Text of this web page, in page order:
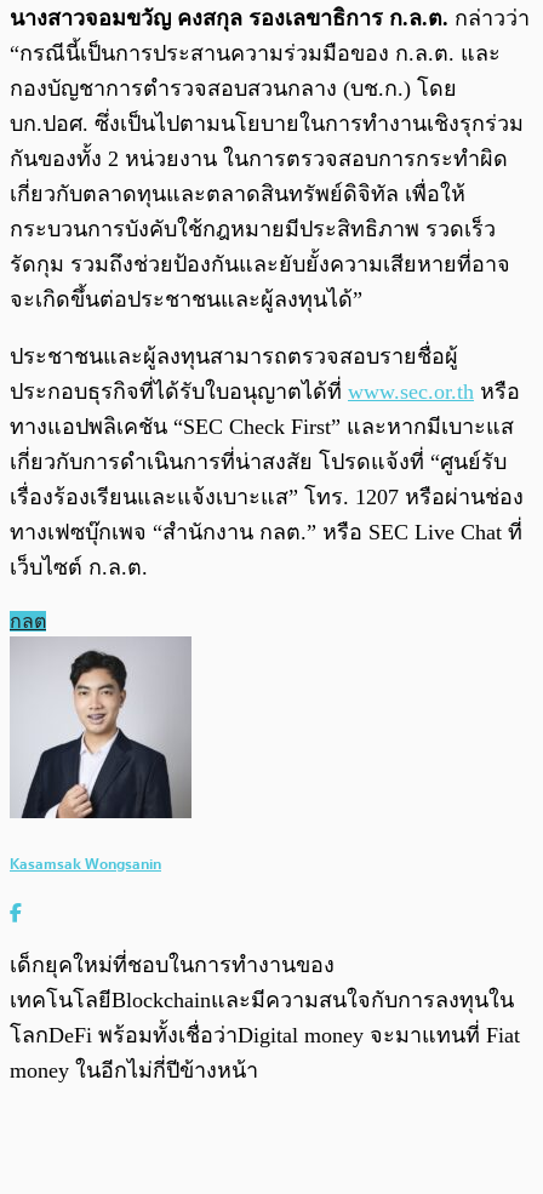
นางสาวจอมขวัญ คงสกุล รองเลขาธิการ ก.ล.ต. กล่าวว่า
“กรณีนี้เป็นการประสานความร่วมมือของ ก.ล.ต. และ
กองบัญชาการตำรวจสอบสวนกลาง (บช.ก.) โดย
บก.ปอศ. ซึ่งเป็นไปตามนโยบายในการทำงานเชิงรุกร่วม
กันของทั้ง 2 หน่วยงาน ในการตรวจสอบการกระทำผิด
เกี่ยวกับตลาดทุนและตลาดสินทรัพย์ดิจิทัล เพื่อให้
กระบวนการบังคับใช้กฎหมายมีประสิทธิภาพ รวดเร็ว
รัดกุม รวมถึงช่วยป้องกันและยับยั้งความเสียหายที่อาจ
จะเกิดขึ้นต่อประชาชนและผู้ลงทุนได้”
ประชาชนและผู้ลงทุนสามารถตรวจสอบรายชื่อผู้
ประกอบธุรกิจที่ได้รับใบอนุญาตได้ที่ www.sec.or.th หรือ
ทางแอปพลิเคชัน “SEC Check First” และหากมีเบาะแส
เกี่ยวกับการดำเนินการที่น่าสงสัย โปรดแจ้งที่ “ศูนย์รับ
เรื่องร้องเรียนและแจ้งเบาะแส” โทร. 1207 หรือผ่านช่อง
ทางเฟซบุ๊กเพจ “สำนักงาน กลต.” หรือ SEC Live Chat ที่
เว็บไซต์ ก.ล.ต.
กลต
Kasamsak Wongsanin
เด็กยุคใหม่ที่ชอบในการทำงานของ
เทคโนโลยีBlockchainและมีความสนใจกับการลงทุนใน
โลกDeFi พร้อมทั้งเชื่อว่าDigital money จะมาแทนที่ Fiat
money ในอีกไม่กี่ปีข้างหน้า